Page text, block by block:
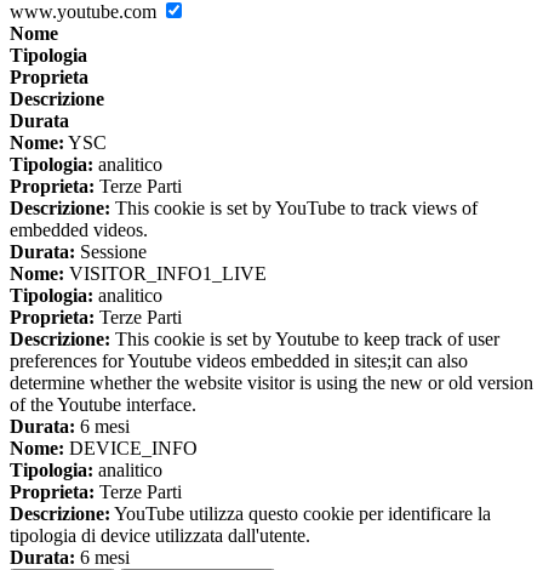
www.youtube.com
Nome
Tipologia
Proprieta
Descrizione
Durata
Nome: YSC
Tipologia: analitico
Proprieta: Terze Parti
Descrizione: This cookie is set by YouTube to track views of
embedded videos.
Durata: Sessione
Nome: VISITOR_INFO1_LIVE
Tipologia: analitico
Proprieta: Terze Parti
Descrizione: This cookie is set by Youtube to keep track of user
preferences for Youtube videos embedded in sites;it can also
determine whether the website visitor is using the new or old version
of the Youtube interface.
Durata: 6 mesi
Nome: DEVICE_INFO
Tipologia: analitico
Proprieta: Terze Parti
Descrizione: YouTube utilizza questo cookie per identificare la
tipologia di device utilizzata dall'utente.
Durata: 6 mesi